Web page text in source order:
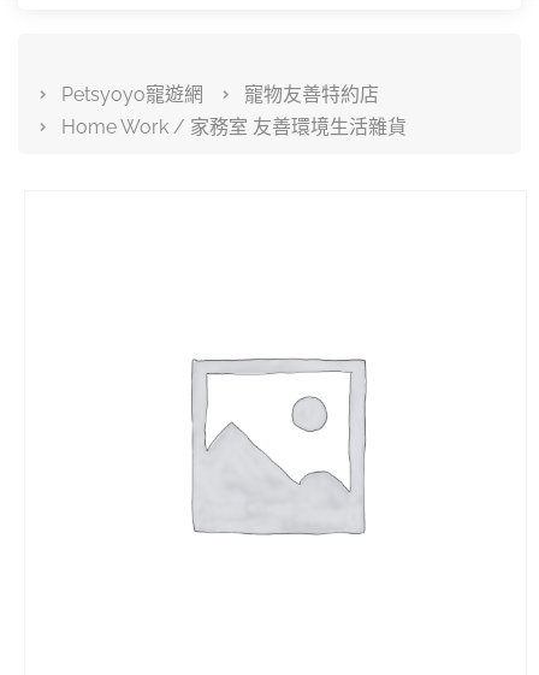
Petsyoyo寵遊網
寵物友善特約店
Home Work / 家務室 友善環境生活雜貨